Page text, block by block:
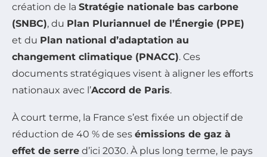
création de la Stratégie nationale bas carbone
(SNBC), du Plan Pluriannuel de l’Énergie (PPE)
et du Plan national d’adaptation au
changement climatique (PNACC). Ces
documents stratégiques visent à aligner les efforts
nationaux avec l’Accord de Paris.
À court terme, la France s’est fixée un objectif de
réduction de 40 % de ses émissions de gaz à
effet de serre d’ici 2030. À plus long terme, le pays